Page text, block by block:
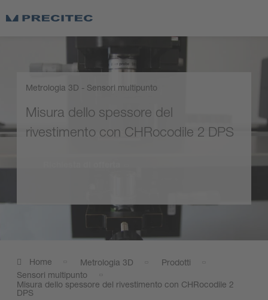
Metrologia 3D - Sensori multipunto
Misura dello spessore del
rivestimento con CHRocodile 2 DPS
Home Metrologia 3D
Prodotti
Sensori multipunto
Misura dello spessore del rivestimento con CHRocodile 2
DPS